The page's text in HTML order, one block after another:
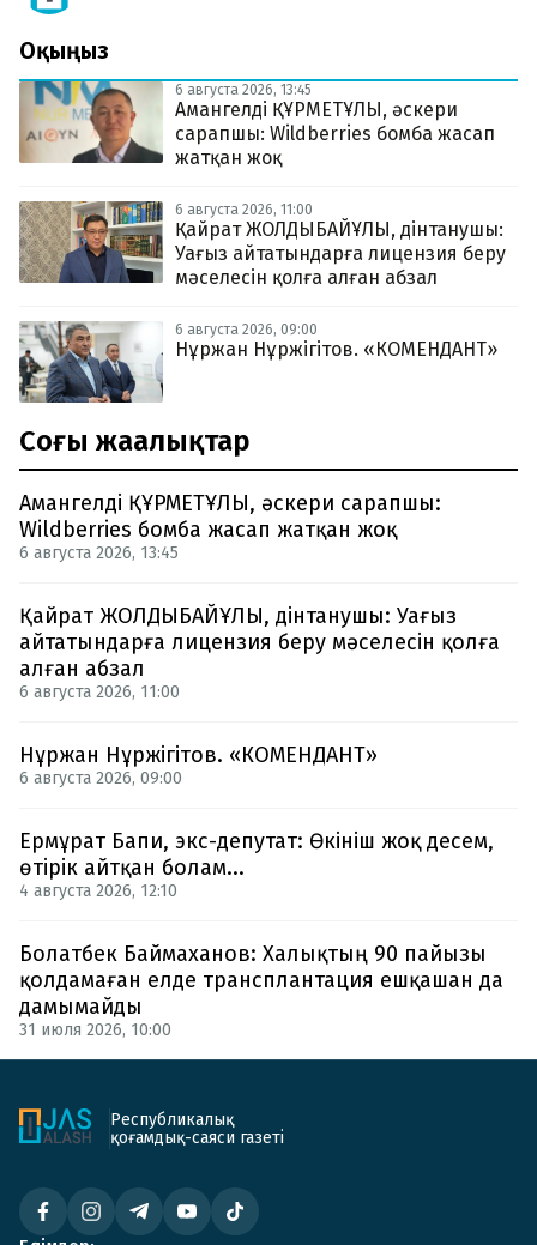
Оқыңыз
6 августа 2026, 13:45
Амангелді ҚҰРМЕТҰЛЫ, әскери
сарапшы: Wildberries бомба жасап
жатқан жоқ
6 августа 2026, 11:00
Қайрат ЖОЛДЫБАЙҰЛЫ, дінтанушы:
Уағыз айтатындарға лицензия беру
мәселесін қолға алған абзал
6 августа 2026, 09:00
Нұржан Нұржігітов. «КОМЕНДАНТ»
Соңғы жаңалықтар
Амангелді ҚҰРМЕТҰЛЫ, әскери сарапшы:
Wildberries бомба жасап жатқан жоқ
6 августа 2026, 13:45
Қайрат ЖОЛДЫБАЙҰЛЫ, дінтанушы: Уағыз
айтатындарға лицензия беру мәселесін қолға
алған абзал
6 августа 2026, 11:00
Нұржан Нұржігітов. «КОМЕНДАНТ»
6 августа 2026, 09:00
Ермұрат Бапи, экс-депутат: Өкініш жоқ десем,
өтірік айтқан болам...
4 августа 2026, 12:10
Болатбек Баймаханов: Халықтың 90 пайызы
қолдамаған елде трансплантация ешқашан да
дамымайды
31 июля 2026, 10:00
Республикалық
қоғамдық-саяси газеті